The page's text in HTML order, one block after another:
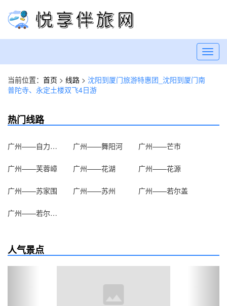
当前位置： 首页 > 线路 > 沈阳到厦门旅游特惠团_沈阳到厦门南
普陀寺、永定土楼双飞4日游
热门线路
广州——自力村碉楼群 广州——舞阳河 广州——芒市
广州——芙蓉嶂 广州——花湖 广州——花源
广州——苏家围 广州——苏州 广州——若尔盖
广州——若尔盖大草原
人气景点